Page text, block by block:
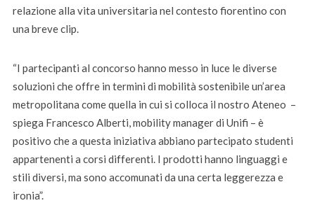
relazione alla vita universitaria nel contesto fiorentino con
una breve clip.
“I partecipanti al concorso hanno messo in luce le diverse
soluzioni che offre in termini di mobilità sostenibile un’area
metropolitana come quella in cui si colloca il nostro Ateneo –
spiega Francesco Alberti, mobility manager di Unifi – è
positivo che a questa iniziativa abbiano partecipato studenti
appartenenti a corsi differenti. I prodotti hanno linguaggi e
stili diversi, ma sono accomunati da una certa leggerezza e
ironia”.